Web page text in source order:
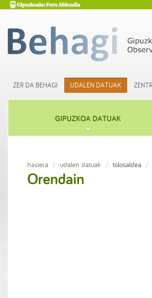
ZER DA BEHAGI UDALEN DATUAK
GIPUZKOA DATUAK
hasiera udalen datuak tolosaldea
Orendain